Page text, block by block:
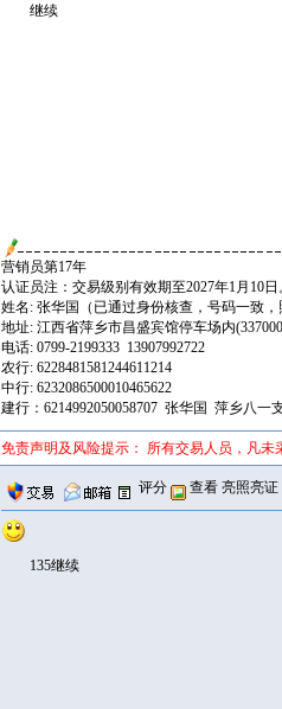
继续
营销员第17年
认证员注：交易级别有效期至2027年1月10日
姓名: 张华国（已通过身份核查，号码一致
地址: 江西省萍乡市昌盛宾馆停车场内
电话: 0799-2199333 13907992722
农行: 6228481581244611214
中行: 6232086500010465622
建行：6214992050058707 张华国 萍乡八一
免责声明及风险提示： 所有交易人员，凡
评分 查看 亮照亮证
135继续